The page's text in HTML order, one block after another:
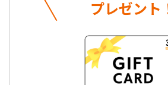
プレゼント